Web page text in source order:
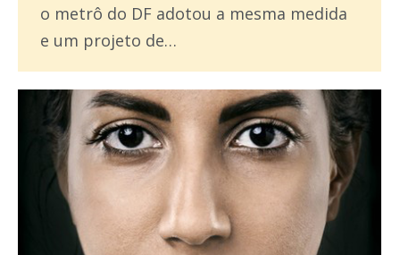
o metrô do DF adotou a mesma medida
e um projeto de…